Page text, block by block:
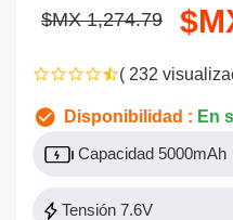
$MX 1,274.79
( 232
Disponibilidad : En
Capacidad 5000mAh
Tensión 7.6V